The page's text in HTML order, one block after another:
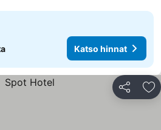
Katso hinnat
Jaa